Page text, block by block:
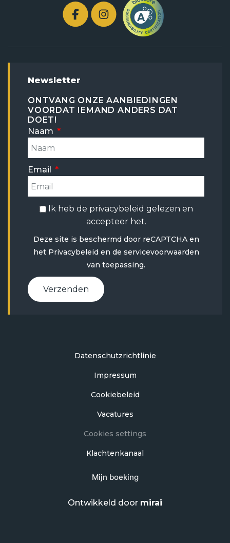
Newsletter
ONTVANG ONZE AANBIEDINGEN
VOORDAT IEMAND ANDERS DAT
DOET!
Naam
Email
Ik heb de privacybeleid gelezen en
accepteer het.
Deze site is beschermd door reCAPTCHA en
het Privacybeleiden de servicevoorwaarden
van toepassing.
Verzenden
Datenschutzrichtlinie
Impressum
Cookiebeleid
Vacatures
Cookies settings
Klachtenkanaal
Mijn boeking
Ontwikkeld door mirai